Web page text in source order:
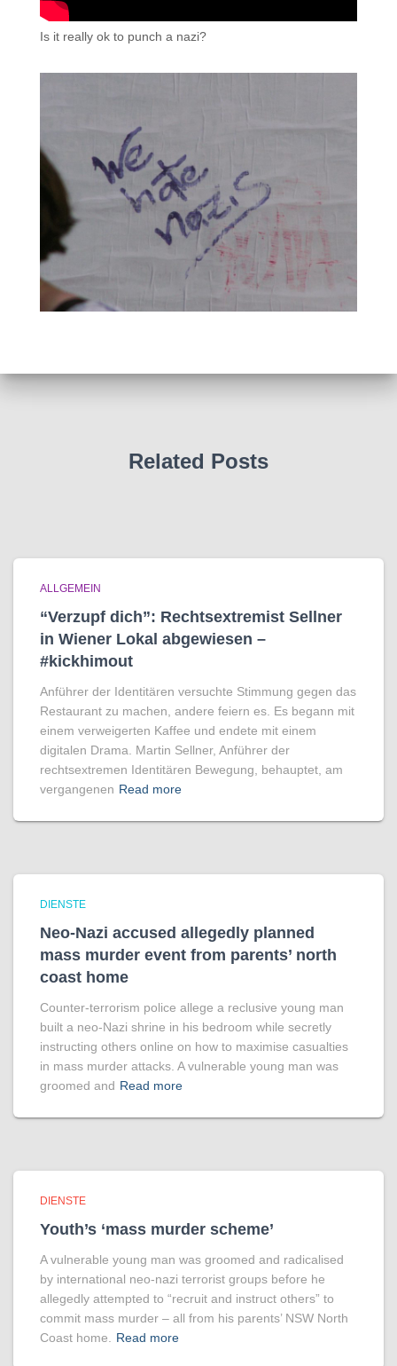
Is it really ok to punch a nazi?
Related Posts
ALLGEMEIN
“Verzupf dich”: Rechtsextremist Sellner
in Wiener Lokal abgewiesen –
#kickhimout
Anführer der Identitären versuchte Stimmung gegen das
Restaurant zu machen, andere feiern es. Es begann mit
einem verweigerten Kaffee und endete mit einem
digitalen Drama. Martin Sellner, Anführer der
rechtsextremen Identitären Bewegung, behauptet, am
vergangenen Read more
DIENSTE
Neo-Nazi accused allegedly planned
mass murder event from parents’ north
coast home
Counter-terrorism police allege a reclusive young man
built a neo-Nazi shrine in his bedroom while secretly
instructing others online on how to maximise casualties
in mass murder attacks. A vulnerable young man was
groomed and Read more
DIENSTE
Youth’s ‘mass murder scheme’
A vul­ner­able young man was groomed and rad­ic­al­ised
by inter­na­tional neo-nazi ter­ror­ist groups before he
allegedly attemp­ted to “recruit and instruct oth­ers” to
com­mit mass murder – all from his par­ents’ NSW North
Coast home.
Read more